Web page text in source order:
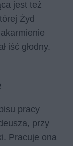
jest też
Żyd
iść głodny.
pracy
przy
Pracuje ona